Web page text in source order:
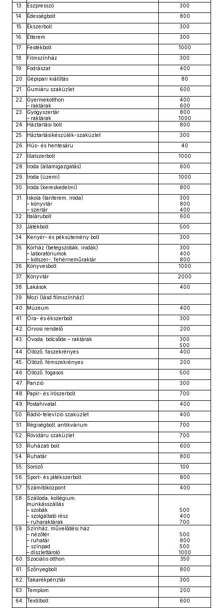
13.
Eszpresszó
300
14.
Édességbolt
800
15.
Ékszerbolt
300
16.
Étterem
300
17.
Festékbolt
1000
18.
Filmszínház
300
19.
Fodrászat
400
20.
Gépipari kiállítás
80
21.
Gumiáru szaküzlet
600
22.
Gyermekotthon
– raktárak
400
600
23.
Gyógyszertár
– raktárak
800
1000
24.
Háztartási bolt
800
25.
Háztartásikészülék-szaküzlet
300
26.
Hús- és hentesáru
40
27.
Illatszerbolt
1000
28.
Iroda (államigazgatás)
600
29.
Iroda (üzemi)
1000
30.
Iroda (kereskedelmi)
800
31.
Iskola (tanterem, iroda)
– könyvtár
– szertár
300
800
400
32.
Italárubolt
600
33.
Játékbolt
500
34.
Kenyér- és péksütemény bolt
300
35.
Kórház (betegszobák, irodák)
– laboratóriumok
– kötszer-, fehérneműraktár
300
400
800
36.
Könyvesbolt
1000
37.
Könyvtár
2000
38.
Lakások
400
39.
Mozi (lásd filmszínház)
40.
Múzeum
400
41.
Óra- és ékszerbolt
300
42.
Orvosi rendelő
200
43.
Óvoda, bölcsőde – raktárak
300
500
44.
Öltöző, faszekrényes
400
45.
Öltöző, fémszekrényes
200
46.
Öltöző, fogasos
500
47.
Panzió
300
48.
Papír- és írószerbolt
700
49.
Postahivatal
400
50.
Rádió-televízió szaküzlet
400
51.
Régiségbolt, antikvárium
700
52.
Rövidáru szaküzlet
700
53.
Ruházati bolt
600
54.
Ruhatár
800
55.
Söröző
100
56.
Sport- és játékszerbolt
800
57.
Számítóközpont
400
58.
Szálloda, kollégium,
munkásszállás
– szobák
– szolgáltató rész
– ruharaktárak
500
400
700
59.
Színház, művelődési ház
– nézőtér
– ruhatár
– színpad
– díszlettároló
500
800
500
1000
60.
Szociális otthon
350
61.
Szőnyegbolt
800
62.
Takarékpénztár
300
63.
Templom
200
64.
Textilbolt
600